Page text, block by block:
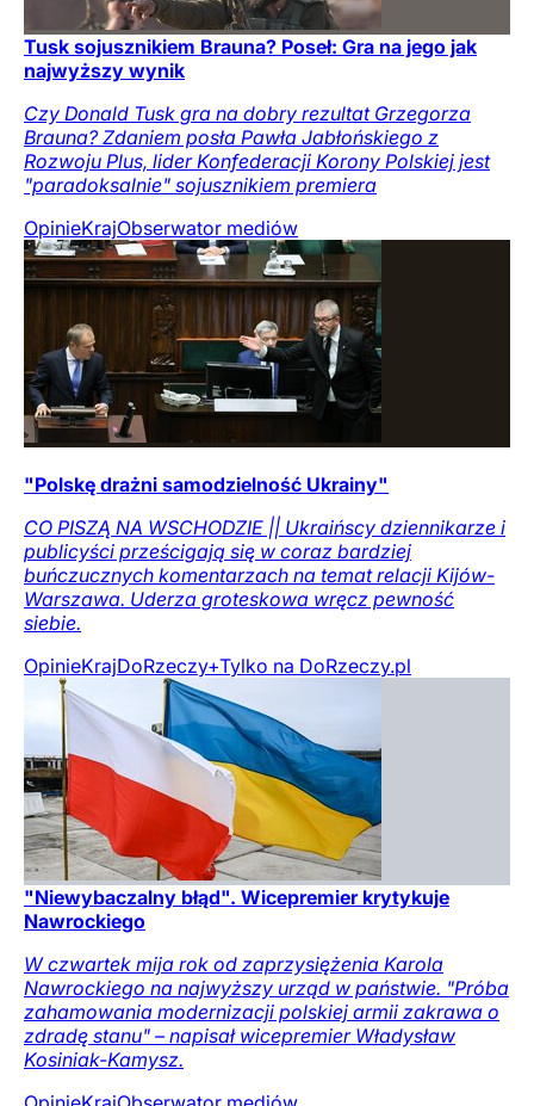
Tusk sojusznikiem Brauna? Poseł: Gra na jego jak
najwyższy wynik
Czy Donald Tusk gra na dobry rezultat Grzegorza
Brauna? Zdaniem posła Pawła Jabłońskiego z
Rozwoju Plus, lider Konfederacji Korony Polskiej jest
"paradoksalnie" sojusznikiem premiera
OpinieKrajObserwator mediów
"Polskę drażni samodzielność Ukrainy"
CO PISZĄ NA WSCHODZIE || Ukraińscy dziennikarze i
publicyści prześcigają się w coraz bardziej
buńczucznych komentarzach na temat relacji Kijów-
Warszawa. Uderza groteskowa wręcz pewność
siebie.
OpinieKrajDoRzeczy+Tylko na DoRzeczy.pl
"Niewybaczalny błąd". Wicepremier krytykuje
Nawrockiego
W czwartek mija rok od zaprzysiężenia Karola
Nawrockiego na najwyższy urząd w państwie. "Próba
zahamowania modernizacji polskiej armii zakrawa o
zdradę stanu" – napisał wicepremier Władysław
Kosiniak-Kamysz.